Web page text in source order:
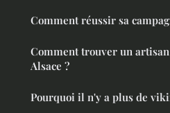
Comment réussir sa
Comment trouver un
Alsace ?
Pourquoi il n'y a plus de